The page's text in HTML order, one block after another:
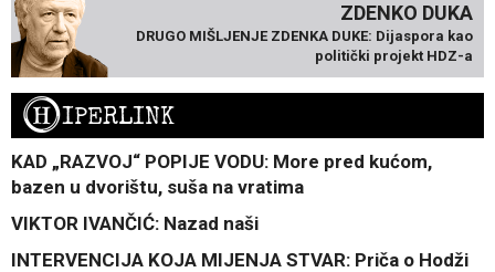
ZDENKO DUKA
DRUGO MIŠLJENJE ZDENKA DUKE: Dijaspora kao
politički projekt HDZ-a
HIPERLINK
KAD „RAZVOJ“ POPIJE VODU: More pred kućom,
bazen u dvorištu, suša na vratima
VIKTOR IVANČIĆ: Nazad naši
INTERVENCIJA KOJA MIJENJA STVAR: Priča o Hodži